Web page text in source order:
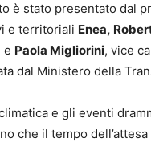
è stato presentato dal
e territoriali Enea,
e Paola Migliorini, vice
dal Ministero della
e gli eventi
che il tempo